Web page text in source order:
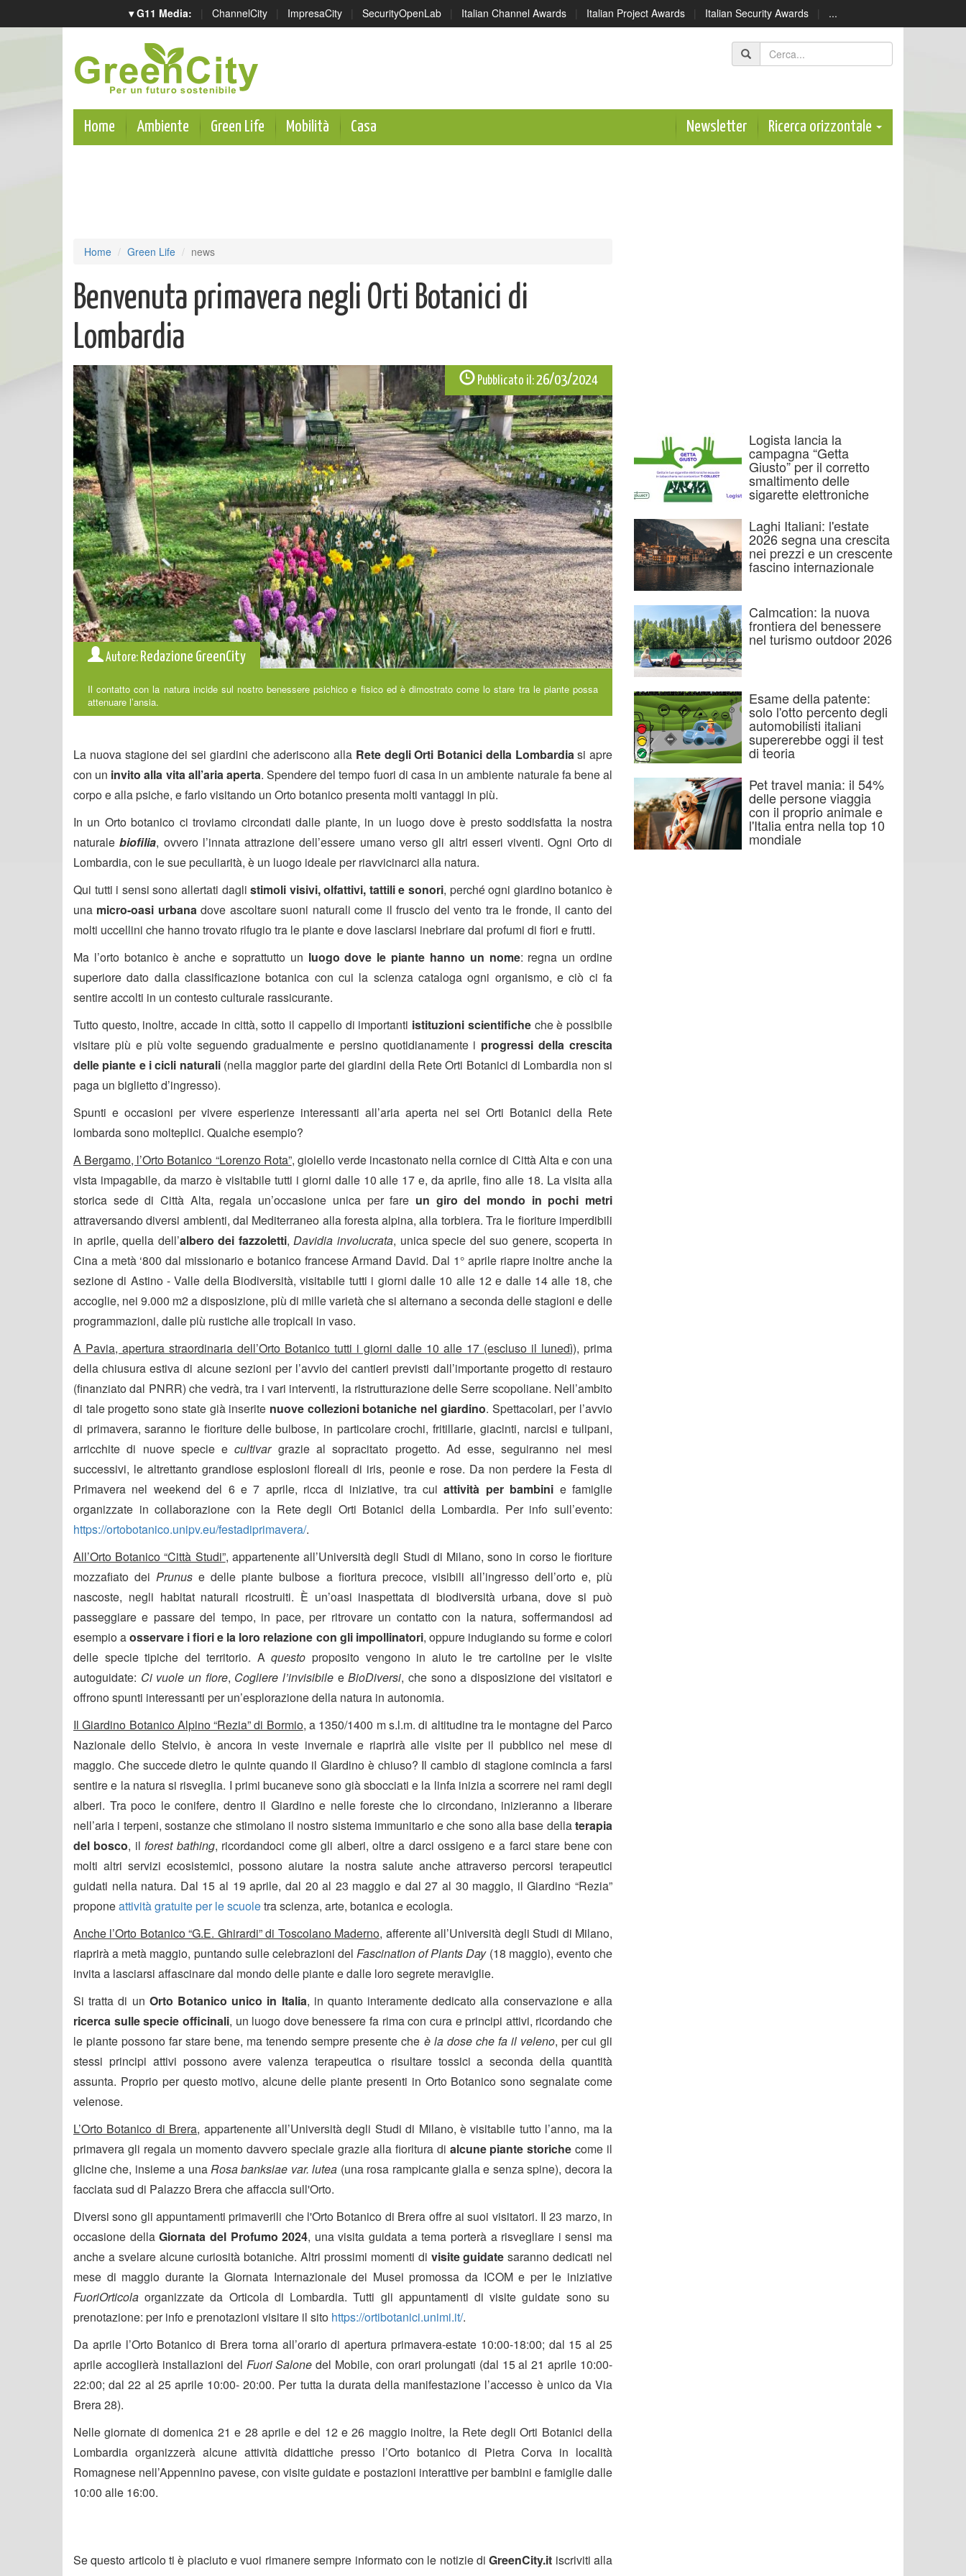
▾ G11 Media: | ChannelCity | ImpresaCity | SecurityOpenLab | Italian Channel Awards | Italian Project Awards | Italian Security Awards | ...
Home Ambiente Green Life Mobilità Casa Newsletter Ricerca orizzontale
Home Green Life news
Benvenuta primavera negli Orti Botanici di
Lombardia
Pubblicato il:26/03/2024
Autore: Redazione GreenCity
Il contatto con la natura incide sul nostro benessere psichico e fisico ed è dimostrato come lo stare tra le piante possa
attenuare l’ansia.
La nuova stagione dei sei giardini che aderiscono alla Rete degli Orti Botanici della Lombardiasi apre
con un invito alla vita all’aria aperta. Spendere del tempo fuori di casa in un ambiente naturale fa bene al
corpo e alla psiche, e farlo visitando un Orto botanico presenta molti vantaggi in più.
In un Orto botanico ci troviamo circondati dalle piante, in un luogo dove è presto soddisfatta la nostra
naturalebiofilia, ovvero l’innata attrazione dell’essere umano verso gli altri esseri viventi. Ogni Orto di
Lombardia, con le sue peculiarità, è un luogo ideale per riavvicinarci alla natura.
Qui tutti i sensi sono allertati daglistimoli visivi, olfattivi, tattili e sonori, perché ogni giardino botanico è
una micro-oasi urbanadove ascoltare suoni naturali come il fruscio del vento tra le fronde, il canto dei
molti uccellini che hanno trovato rifugio tra le piante e dove lasciarsi inebriare dai profumi di fiori e frutti.
Ma l’orto botanico è anche e soprattutto un luogo dove le piante hanno un nome: regna un ordine
superiore dato dalla classificazione botanica con cui la scienza cataloga ogni organismo, e ciò ci fa
sentire accolti in un contesto culturale rassicurante.
Tutto questo, inoltre, accade in città, sotto il cappello di importanti istituzioni scientificheche è possibile
visitare più e più volte seguendo gradualmente e persino quotidianamente i progressi della crescita
delle piante e i cicli naturali(nella maggior parte dei giardini della Rete Orti Botanici di Lombardia non si
paga un biglietto d’ingresso).
Spunti e occasioni per vivere esperienze interessanti all’aria aperta nei sei Orti Botanici della Rete
lombarda sono molteplici. Qualche esempio?
A Bergamo, l’Orto Botanico “Lorenzo Rota”, gioiello verde incastonato nella cornice di Città Alta e con una
vista impagabile, da marzo è visitabile tutti i giorni dalle 10 alle 17 e, da aprile, fino alle 18. La visita alla
storica sede di Città Alta, regala un’occasione unica per fare un giro del mondo in pochi metri
attraversando diversi ambienti, dal Mediterraneo alla foresta alpina, alla torbiera. Tra le fioriture imperdibili
in aprile, quella dell’albero dei fazzoletti,Davidia involucrata, unica specie del suo genere, scoperta in
Cina a metà ‘800 dal missionario e botanico francese Armand David. Dal 1° aprile riapre inoltre anche la
sezione di Astino - Valle della Biodiversità, visitabile tutti i giorni dalle 10 alle 12 e dalle 14 alle 18, che
accoglie, nei 9.000 m2 a disposizione, più di mille varietà che si alternano a seconda delle stagioni e delle
programmazioni, dalle più rustiche alle tropicali in vaso.
A Pavia, apertura straordinaria dell’Orto Botanico tutti i giorni dalle 10 alle 17 (escluso il lunedì), prima
della chiusura estiva di alcune sezioni per l’avvio dei cantieri previsti dall’importante progetto di restauro
(finanziato dal PNRR) che vedrà, tra i vari interventi, la ristrutturazione delle Serre scopoliane. Nell’ambito
di tale progetto sono state già inserite nuove collezioni botaniche nel giardino. Spettacolari, per l’avvio
di primavera, saranno le fioriture delle bulbose, in particolare crochi, fritillarie, giacinti, narcisi e tulipani,
arricchite di nuove specie ecultivargrazie al sopracitato progetto. Ad esse, seguiranno nei mesi
successivi, le altrettanto grandiose esplosioni floreali di iris, peonie e rose. Da non perdere la Festa di
Primavera nel weekend del 6 e 7 aprile, ricca di iniziative, tra cuiattività per bambini e famiglie
organizzate in collaborazione con la Rete degli Orti Botanici della Lombardia. Per info sull’evento:
https://ortobotanico.unipv.eu/festadiprimavera/.
All’Orto Botanico “Città Studi”, appartenente all’Università degli Studi di Milano, sono in corso le fioriture
mozzafiato deiPrunus e delle piante bulbose a fioritura precoce, visibili all’ingresso dell’orto e, più
nascoste, negli habitat naturali ricostruiti. È un’oasi inaspettata di biodiversità urbana, dove si può
passeggiare e passare del tempo, in pace, per ritrovare un contatto con la natura, soffermandosi ad
esempio aosservare i fiori e la loro relazione con gli impollinatori, oppure indugiando su forme e colori
delle specie tipiche del territorio. Aquesto proposito vengono in aiuto le tre cartoline per le visite
autoguidate: Ci vuole un fiore, Cogliere l’invisibile eBioDiversi, che sono a disposizione dei visitatori e
offrono spunti interessanti per un’esplorazione della natura in autonomia.
Il Giardino Botanico Alpino “Rezia” di Bormio, a 1350/1400 m s.l.m. di altitudine tra le montagne del Parco
Nazionale dello Stelvio, è ancora in veste invernale e riaprirà alle visite per il pubblico nel mese di
maggio. Che succede dietro le quinte quando il Giardino è chiuso? Il cambio di stagione comincia a farsi
sentire e la natura si risveglia. I primi bucaneve sono già sbocciati e la linfa inizia a scorrere nei rami degli
alberi. Tra poco le conifere, dentro il Giardino e nelle foreste che lo circondano, inizieranno a liberare
nell’aria i terpeni, sostanze che stimolano il nostro sistema immunitario e che sono alla base dellaterapia
del bosco, ilforest bathing, ricordandoci come gli alberi, oltre a darci ossigeno e a farci stare bene con
molti altri servizi ecosistemici, possono aiutare la nostra salute anche attraverso percorsi terapeutici
guidati nella natura. Dal 15 al 19 aprile, dal 20 al 23 maggio e dal 27 al 30 maggio, il Giardino “Rezia”
proponeattività gratuite per le scuoletra scienza, arte, botanica e ecologia.
Anche l’Orto Botanico “G.E. Ghirardi” di Toscolano Maderno, afferente all’Università degli Studi di Milano,
riaprirà a metà maggio, puntando sulle celebrazioni delFascination of Plants Day(18 maggio), evento che
invita a lasciarsi affascinare dal mondo delle piante e dalle loro segrete meraviglie.
Si tratta di un Orto Botanico unico in Italia, in quanto interamente dedicato alla conservazione e alla
ricerca sulle specie officinali, un luogo dove benessere fa rima con cura e principi attivi, ricordando che
le piante possono far stare bene, ma tenendo sempre presente che è la dose che fa il veleno, per cui gli
stessi principi attivi possono avere valenza terapeutica o risultare tossici a seconda della quantità
assunta. Proprio per questo motivo, alcune delle piante presenti in Orto Botanico sono segnalate come
velenose.
L’Orto Botanico di Brera, appartenente all’Università degli Studi di Milano, è visitabile tutto l’anno, ma la
primavera gli regala un momento davvero speciale grazie alla fioritura di alcune piante storiche come il
glicine che, insieme a unaRosa banksiae var. lutea (una rosa rampicante gialla e senza spine), decora la
facciata sud di Palazzo Brera che affaccia sull'Orto.
Diversi sono gli appuntamenti primaverili che l'Orto Botanico di Brera offre ai suoi visitatori. Il 23 marzo, in
occasione dellaGiornata del Profumo 2024, una visita guidata a tema porterà a risvegliare i sensi ma
anche a svelare alcune curiosità botaniche. Altri prossimi momenti di visite guidate saranno dedicati nel
mese di maggio durante la Giornata Internazionale dei Musei promossa da ICOM e per le iniziative
FuoriOrticola organizzate da Orticola di Lombardia. Tutti gli appuntamenti di visite guidate sono su
prenotazione: per info e prenotazioni visitare il sito https://ortibotanici.unimi.it/.
Da aprile l’Orto Botanico di Brera torna all’orario di apertura primavera-estate 10:00-18:00; dal 15 al 25
aprile accoglierà installazioni del Fuori Salone del Mobile, con orari prolungati (dal 15 al 21 aprile 10:00-
22:00; dal 22 al 25 aprile 10:00- 20:00. Per tutta la durata della manifestazione l’accesso è unico da Via
Brera 28).
Nelle giornate di domenica 21 e 28 aprile e del 12 e 26 maggio inoltre, la Rete degli Orti Botanici della
Lombardia organizzerà alcune attività didattiche presso l’Orto botanico di Pietra Corva in località
Romagnese nell’Appennino pavese, con visite guidate e postazioni interattive per bambini e famiglie dalle
10:00 alle 16:00.
Se questo articolo ti è piaciuto e vuoi rimanere sempre informato con le notizie diGreenCity.it iscriviti alla
Logista lancia la
campagna “Getta
Giusto” per il corretto
smaltimento delle
sigarette elettroniche
Laghi Italiani: l'estate
2026 segna una crescita
nei prezzi e un crescente
fascino internazionale
Calmcation: la nuova
frontiera del benessere
nel turismo outdoor 2026
Esame della patente:
solo l'otto percento degli
automobilisti italiani
supererebbe oggi il test
di teoria
Pet travel mania: il 54%
delle persone viaggia
con il proprio animale e
l'Italia entra nella top 10
mondiale